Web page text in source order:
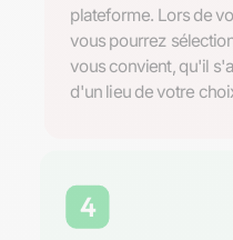
plateforme. Lors de
vous pourrez
vous convient, qu'il
d'un lieu de votre
4